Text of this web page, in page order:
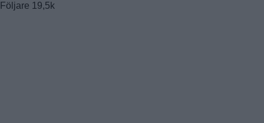
Följare 19,5k